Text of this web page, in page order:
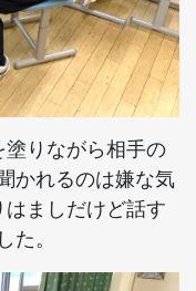
りながら相手の
かれるのは嫌な気
ましだけど話す
た。